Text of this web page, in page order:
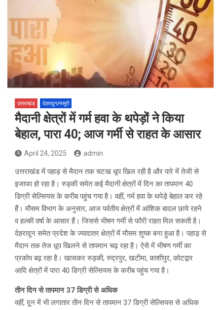
उत्तराखंड देहरादून/मसूरी
मैदानी क्षेत्रों में गर्म हवा के थपेड़ों ने किया
बेहाल, पारा 40; आज गर्मी से राहत के आसार
April 24, 2025 admin
उत्तराखंड में पहाड़ से मैदान तक चटख धूप खिल रही है और पारे में तेजी से
इजाफा हो रहा है। रुड़की समेत कई मैदानी क्षेत्रों में दिन का तापमान 40
डिग्री सेल्सियस के करीब पहुंच गया है। वहीं, गर्म हवा के थपेड़े बेहाल कर रहे
हैं। मौसम विभाग के अनुसार, आज पर्वतीय क्षेत्रों में आंशिक बादल छाये रहने
व हल्की वर्षा के आसार हैं। जिससे भीषण गर्मी से फौरी राहत मिल सकती है।
देहरादून समेत प्रदेश के ज्यादातर क्षेत्रों में मौसम शुष्क बना हुआ है। पहाड़ से
मैदान तक तेज धूप खिलने से तापमान चढ़ रहा है। ऐसे में भीषण गर्मी का
प्रकोप बढ़ रहा है। खासकर रुड़की, रुद्रपुर, खटीमा, काशीपुर, कोटद्वार
आदि क्षेत्रों में पारा 40 डिग्री सेल्सियस के करीब पहुंच गया है।
तीन दिन से तापमान 37 डिग्री से अधिक
वहीं, दून में भी लगातार तीन दिन से तापमान 37 डिग्री सेल्सियस से अधिक